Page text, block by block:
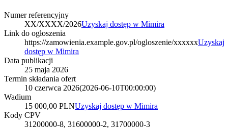
Numer referencyjny
XX/XXXX/2026Uzyskaj dostęp w Mimira
Link do ogłoszenia
https://zamowienia.example.gov.pl/ogloszenie/xxxxxxUzyskaj
dostęp w Mimira
Data publikacji
25 maja 2026
Termin składania ofert
10 czerwca 2026(2026-06-10T00:00:00)
Wadium
15 000,00 PLNUzyskaj dostęp w Mimira
Kody CPV
31200000-8, 31600000-2, 31700000-3